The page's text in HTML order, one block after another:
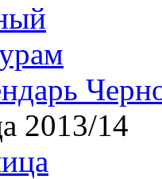
2013/14